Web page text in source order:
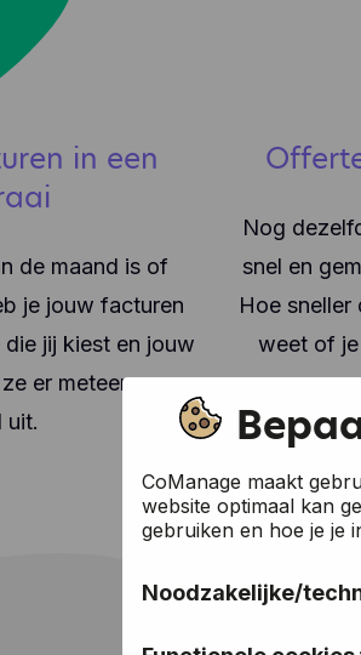
in een
de maand is of
je jouw facturen
jij kiest en jouw
er meteen
uit.
Nog
snel en
Hoe sneller
weet of
CoManage maakt
website optimaal kan
gebruiken en hoe je je
Noodzakelijke/
Deze cookies